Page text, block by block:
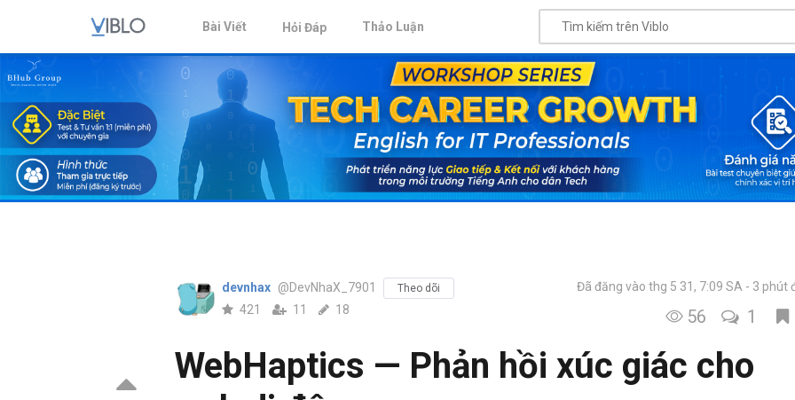
Bài Viết Hỏi Đáp Thảo Luận
devnhax @DevNhaX_7901 Theo dõi
421 11 18
Đã đăng vào thg 5 31, 7:09 SA 3 phút
56 1
WebHaptics — Phản hồi xúc giác cho